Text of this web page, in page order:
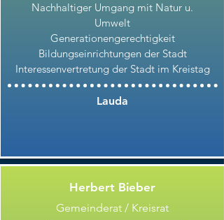
Nachhaltiger Umgang mit Natur u.
Umwelt
Generationengerechtigkeit
Bildungseinrichtungen der Stadt
Interessenvertretung der Stadt im Kreistag
Lauda
Herbert Bieber
Gemeinderat / Kreisrat